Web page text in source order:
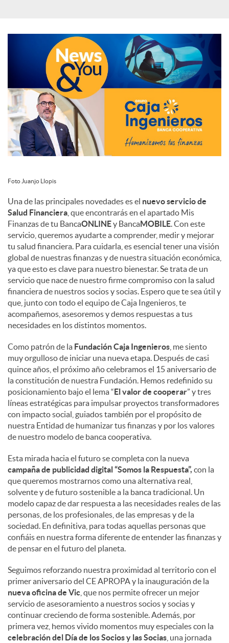
d
e
c
o
n
t
e
n
i
d
o
s
Foto Juanjo Llopis
Una de las principales novedades es el nuevo servicio de
Salud Financiera , que encontrarás en el apartado Mis
Finanzas de tu BancaONLINEy BancaMOBILE. Con este
servicio, queremos ayudarte a comprender, medir y mejorar
tu salud financiera. Para cuidarla, es esencial tener una visión
global de nuestras finanzas y de nuestra situación económica,
ya que esto es clave para nuestro bienestar. Se trata de un
servicio que nace de nuestro firme compromiso con la salud
financiera de nuestros socios y socias. Espero que te sea útil y
que, junto con todo el equipo de Caja Ingenieros, te
acompañemos, asesoremos y demos respuestas a tus
necesidades en los distintos momentos.
Como patrón de la Fundación Caja Ingenieros , me siento
muy orgulloso de iniciar una nueva etapa. Después de casi
quince años, el próximo año celebramos el 15 aniversario de
la constitución de nuestra Fundación. Hemos redefinido su
posicionamiento bajo el lema “El valor de cooperar” y tres
líneas estratégicas para impulsar proyectos transformadores
con impacto social, guiados también por el propósito de
nuestra Entidad de humanizar tus finanzas y por los valores
de nuestro modelo de banca cooperativa.
Esta mirada hacia el futuro se completa con la nueva
campaña de publicidad digital “Somos la Respuesta”, con la
que queremos mostrarnos como una alternativa real,
solvente y de futuro sostenible a la banca tradicional. Un
modelo capaz de dar respuesta a las necesidades reales de las
personas, de los profesionales, de las empresas y de la
sociedad. En definitiva, para todas aquellas personas que
confiáis en nuestra forma diferente de entender las finanzas y
de pensar en el futuro del planeta.
Seguimos reforzando nuestra proximidad al territorio con el
primer aniversario del CE APROPA y la inauguración de la
nueva oficina de Vic , que nos permite ofrecer un mejor
servicio de asesoramiento a nuestros socios y socias y
continuar creciendo de forma sostenible. Además, por
primera vez, hemos vivido momentos muy especiales con la
celebración del Día de los Socios y las Socias , una jornada